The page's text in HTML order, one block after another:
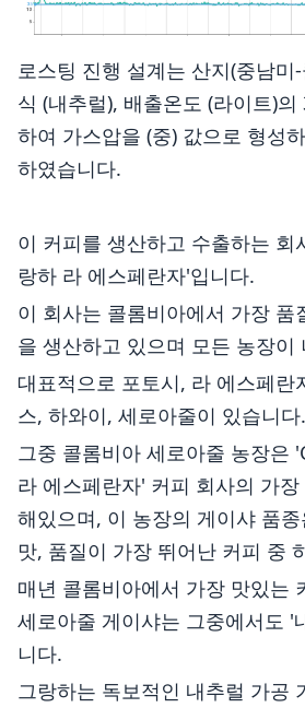
로스팅 진행 설계는 산지(중남미
식 (내추럴), 배출온도 (라이트)
하여 가스압을 (중) 값으로 형성
하였습니다.
이 커피를 생산하고 수출하는 회
랑하 라 에스페란자'입니다.
이 회사는 콜롬비아에서 가장 품
을 생산하고 있으며 모든 농장이
대표적으로 포토시, 라 에스페란
스, 하와이, 세로아줄이 있습니다.
그중 콜롬비아 세로아줄 농장은
라 에스페란자' 커피 회사의 가
해있으며, 이 농장의 게이샤 품
맛, 품질이 가장 뛰어난 커피 중
매년 콜롬비아에서 가장 맛있는
세로아줄 게이샤는 그중에서도 '
니다.
그랑하는 독보적인 내추럴 가공